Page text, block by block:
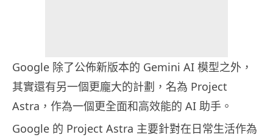
Google 除了公佈新版本的 Gemini AI 模型之外，
其實還有另一個更龐大的計劃，名為 Project
Astra，作為一個更全面和高效能的 AI 助手。
Google 的 Project Astra 主要針對在日常生活作為